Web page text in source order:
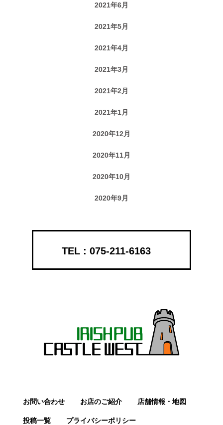
2021年6月
2021年5月
2021年4月
2021年3月
2021年2月
2021年1月
2020年12月
2020年11月
2020年10月
2020年9月
075-211-6163
お問い合わせ お店のご紹介 店舗情報・地図
投稿一覧 プライバシーポリシー